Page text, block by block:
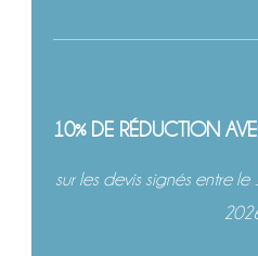
10% DE RÉDUCTION
sur les devis signés entre